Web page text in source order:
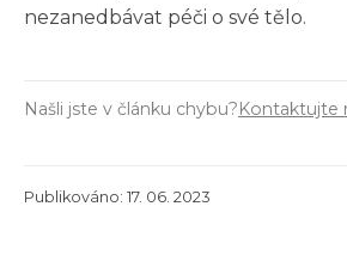
nezanedbávat péči o své tělo.
Našli jste v článku chybu?Kontaktujte
Publikováno: 17. 06. 2023